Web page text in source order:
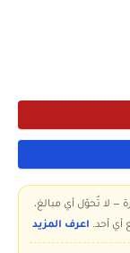
— لا تُحوّل أي مبالغ،
أي أحد. اعرف المزيد